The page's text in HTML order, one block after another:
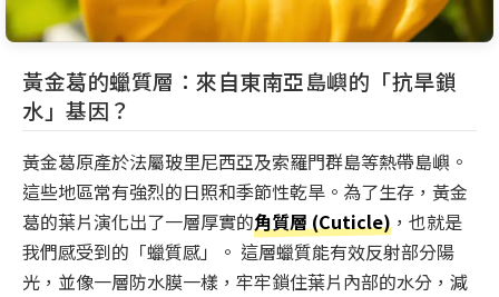
黃金葛的蠟質層：來自東南亞島嶼的「抗旱鎖
水」基因？
黃金葛原產於法屬玻里尼西亞及索羅門群島等熱帶島嶼。
這些地區常有強烈的日照和季節性乾旱。為了生存，黃金
葛的葉片演化出了一層厚實的角質層 (Cuticle) ，也就是
我們感受到的「蠟質感」。 這層蠟質能有效反射部分陽
光，並像一層防水膜一樣，牢牢鎖住葉片內部的水分，減